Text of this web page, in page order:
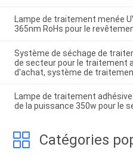
Lampe de traitement menée
365nm RoHs pour le
Système de séchage de
de secteur pour le traitement
d'achat, système de
Lampe de traitement
de la puissance 350w pour le
Catégories